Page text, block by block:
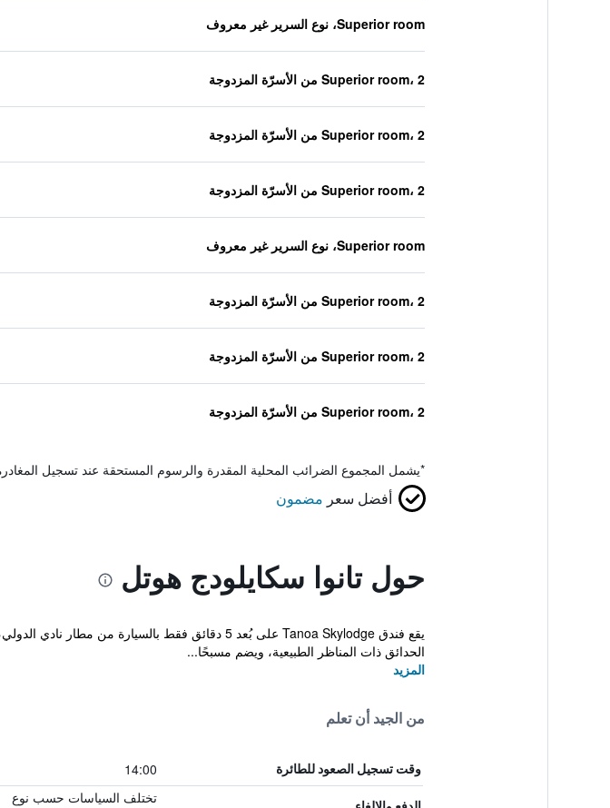
Superior room، نوع السرير غير معروف
Superior room، 2 من الأسرّة المزدوجة
Superior room، 2 من الأسرّة المزدوجة
Superior room، 2 من الأسرّة المزدوجة
Superior room، نوع السرير غير معروف
Superior room، 2 من الأسرّة المزدوجة
Superior room، 2 من الأسرّة المزدوجة
Superior room، 2 من الأسرّة المزدوجة
*يشمل المجموع الضرائب المحلية المقدرة والرسوم المستحقة عند تسجيل
أفضل سعر مضمون
حول تانوا سكايلودج هوتل
الحدائق ذات المناظر الطبيعية، ويضم مسبحًا...
المزيد
من الجيد أن تعلم
وقت تسجيل الصعود للطائرة 14:00
تختلف السياسات حسب نوع